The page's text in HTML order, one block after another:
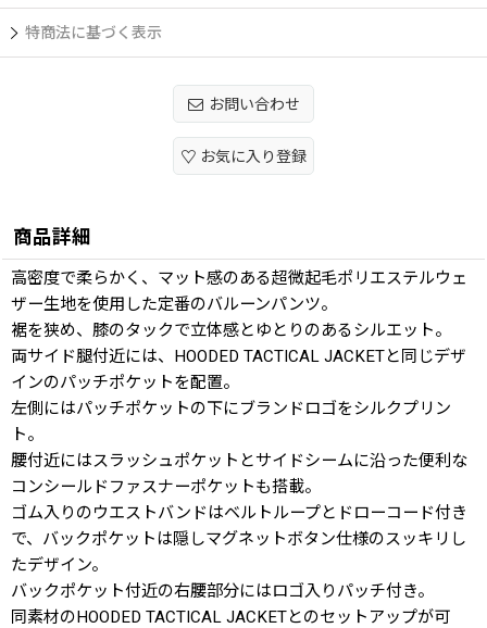
特商法に基づく表示
お問い合わせ
お気に入り登録
商品詳細
高密度で柔らかく、マット感のある超微起毛ポリエステルウェ
ザー生地を使用した定番のバルーンパンツ。
裾を狭め、膝のタックで立体感とゆとりのあるシルエット。
両サイド腿付近には、HOODED TACTICAL JACKETと同じデザ
インのパッチポケットを配置。
左側にはパッチポケットの下にブランドロゴをシルクプリン
ト。
腰付近にはスラッシュポケットとサイドシームに沿った便利な
コンシールドファスナーポケットも搭載。
ゴム入りのウエストバンドはベルトループとドローコード付き
で、バックポケットは隠しマグネットボタン仕様のスッキリし
たデザイン。
バックポケット付近の右腰部分にはロゴ入りパッチ付き。
同素材のHOODED TACTICAL JACKETとのセットアップが可